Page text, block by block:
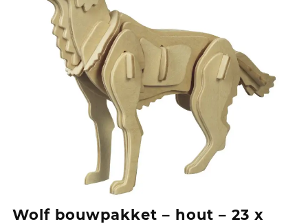
Wolf bouwpakket – hout – 23 x